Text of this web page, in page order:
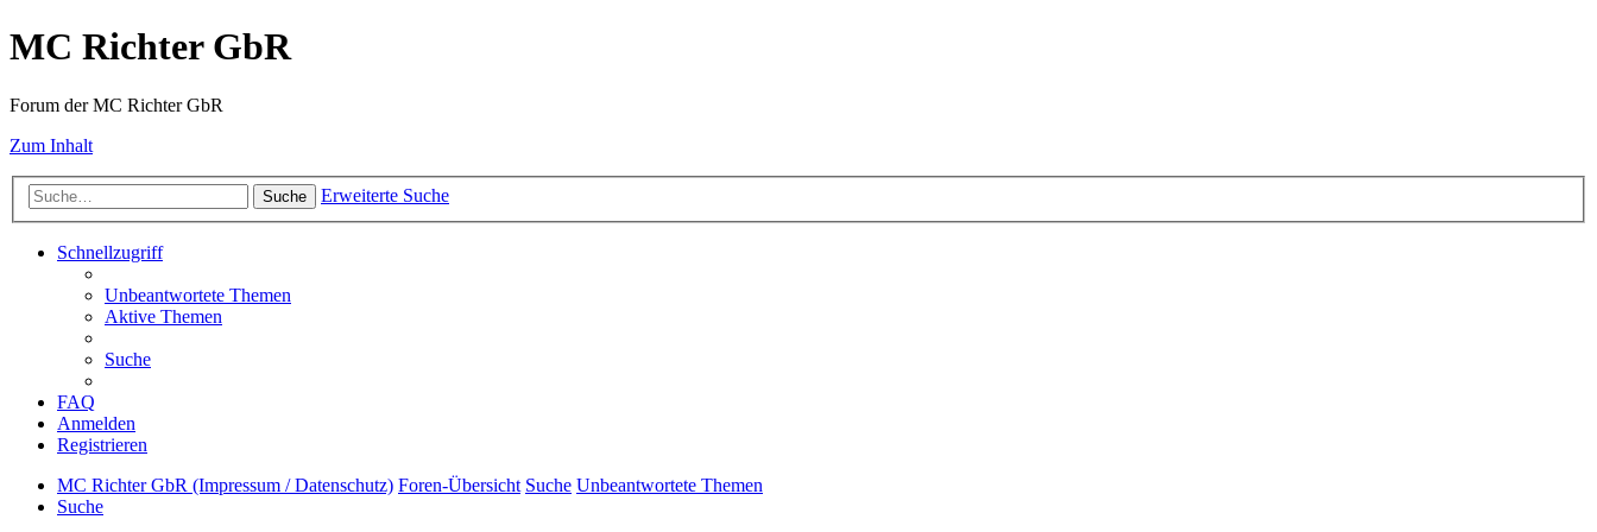
MC Richter GbR
Forum der MC Richter GbR
Zum Inhalt
Suche Erweiterte Suche
Schnellzugriff
Unbeantwortete Themen
Aktive Themen
Suche
FAQ
Anmelden
Registrieren
MC Richter GbR (Impressum / Datenschutz) Foren-Übersicht Suche Unbeantwortete Themen
Suche